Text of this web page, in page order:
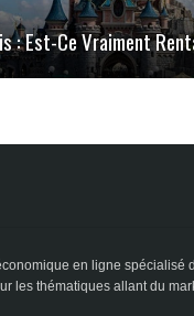
: Est-Ce Vraiment
en ligne spécialisé
les thématiques allant du